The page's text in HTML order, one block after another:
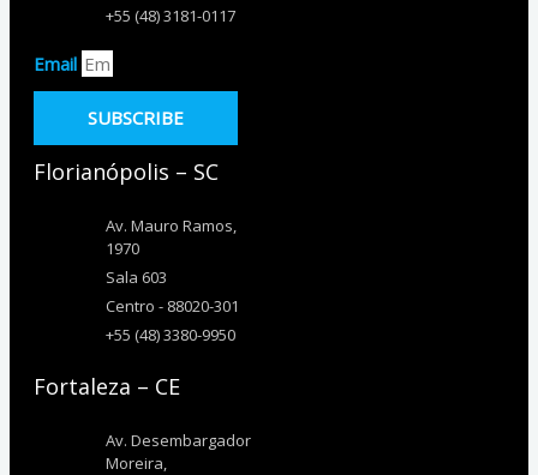
+55 (48) 3181-0117
Email
SUBSCRIBE
Florianópolis – SC
Av. Mauro Ramos,
1970
Sala 603
Centro - 88020-301
+55 (48) 3380-9950
Fortaleza – CE
Av. Desembargador
Moreira,